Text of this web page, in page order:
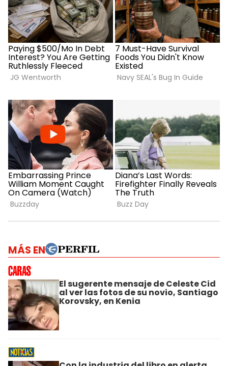
MÁS EN
El sugerente mensaje de Celeste Cid
al ver las fotos de su novio, Santiago
Korovsky, en Kenia